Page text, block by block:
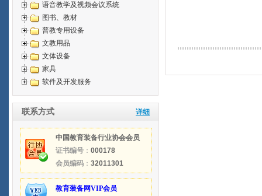
语音教学及视频会议系统
图书、教材
普教专用设备
文教用品
文体设备
家具
软件及开发服务
联系方式 详细
中国教育装备行业协会会员
证书编号 ： 000178
会员编码 ： 32011301
教育装备网VIP会员